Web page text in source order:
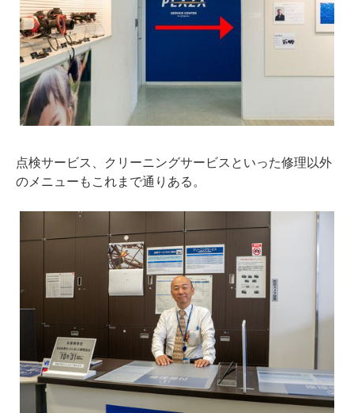
点検サービス、クリーニングサービスといった修理以外
のメニューもこれまで通りある。